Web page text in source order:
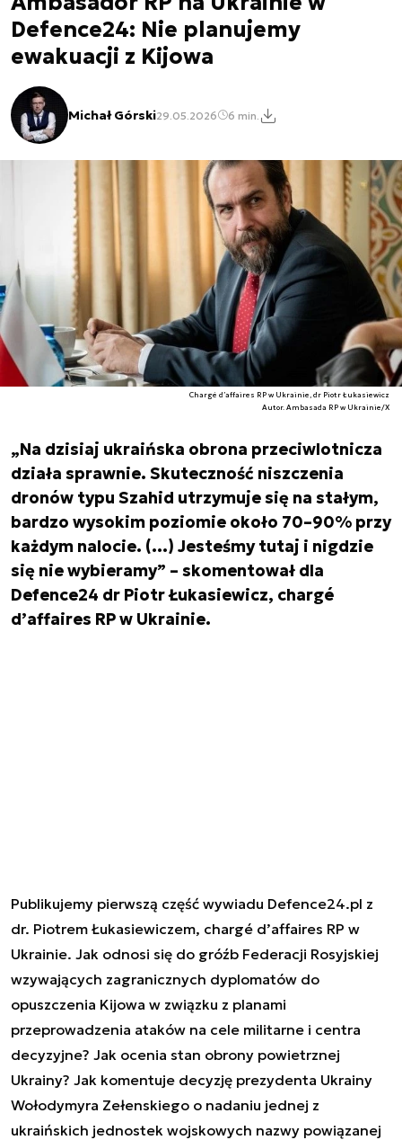
Defence24: Nie planujemy
ewakuacji z Kijowa
Michał Górski29.05.2026 6 min.
Chargé d’affaires RP w Ukrainie, dr Piotr Łukasiewicz
Autor. Ambasada RP w Ukrainie/X
„Na dzisiaj ukraińska obrona przeciwlotnicza
działa sprawnie. Skuteczność niszczenia
dronów typu Szahid utrzymuje się na stałym,
bardzo wysokim poziomie około 70–90% przy
każdym nalocie. (…) Jesteśmy tutaj i nigdzie
się nie wybieramy” – skomentował dla
Defence24 dr Piotr Łukasiewicz, chargé
d’affaires RP w Ukrainie.
Publikujemy pierwszą część wywiadu Defence24.pl z
dr. Piotrem Łukasiewiczem, chargé d’affaires RP w
Ukrainie. Jak odnosi się do gróźb Federacji Rosyjskiej
wzywających zagranicznych dyplomatów do
opuszczenia Kijowa w związku z planami
przeprowadzenia ataków na cele militarne i centra
decyzyjne? Jak ocenia stan obrony powietrznej
Ukrainy? Jak komentuje decyzję prezydenta Ukrainy
Wołodymyra Zełenskiego o nadaniu jednej z
ukraińskich jednostek wojskowych nazwy powiązanej